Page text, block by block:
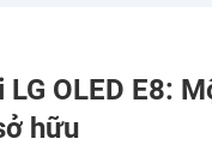
OLED E8:
hữu